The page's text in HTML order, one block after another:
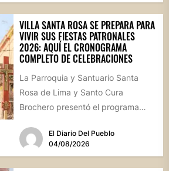
VILLA SANTA ROSA SE PREPARA PARA
VIVIR SUS FIESTAS PATRONALES
2026: AQUÍ EL CRONOGRAMA
COMPLETO DE CELEBRACIONES
La Parroquia y Santuario Santa
Rosa de Lima y Santo Cura
Brochero presentó el programa
El Diario Del Pueblo
04/08/2026